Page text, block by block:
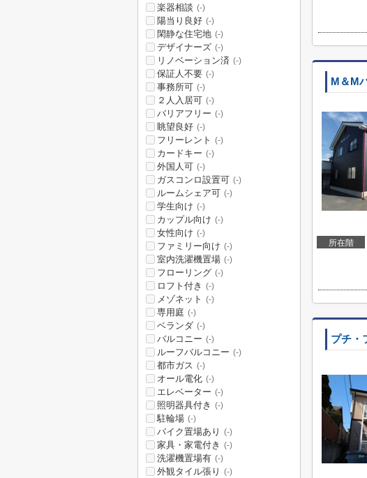
M＆M
所在階
プチ・
楽器相談 (-)
陽当り良好 (-)
閑静な住宅地 (-)
デザイナーズ (-)
リノベーション済 (-)
保証人不要 (-)
事務所可 (-)
２人入居可 (-)
バリアフリー (-)
眺望良好 (-)
フリーレント (-)
カードキー (-)
外国人可 (-)
ガスコンロ設置可 (-)
ルームシェア可 (-)
学生向け (-)
カップル向け (-)
女性向け (-)
ファミリー向け (-)
室内洗濯機置場 (-)
フローリング (-)
ロフト付き (-)
メゾネット (-)
専用庭 (-)
ベランダ (-)
バルコニー (-)
ルーフバルコニー (-)
都市ガス (-)
オール電化 (-)
エレベーター (-)
照明器具付き (-)
駐輪場 (-)
バイク置場あり (-)
家具・家電付き (-)
洗濯機置場有 (-)
外観タイル張り (-)